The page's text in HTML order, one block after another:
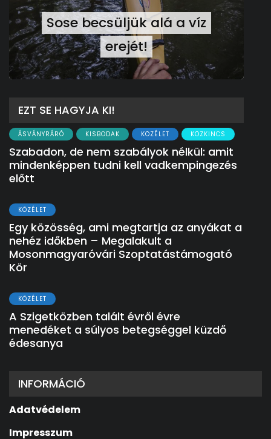
Sose becsüljük alá a víz
erejét!
EZT SE HAGYJA KI!
ÁSVÁNYRÁRÓ KISBODAK KÖZÉLET KÖZKINCS
Szabadon, de nem szabályok nélkül: amit
mindenképpen tudni kell vadkempingezés
előtt
KÖZÉLET
Egy közösség, ami megtartja az anyákat a
nehéz időkben – Megalakult a
Mosonmagyaróvári Szoptatástámogató
Kör
KÖZÉLET
A Szigetközben talált évről évre
menedéket a súlyos betegséggel küzdő
édesanya
INFORMÁCIÓ
Adatvédelem
Impresszum